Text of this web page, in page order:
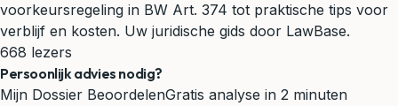
voorkeursregeling in BW Art. 374 tot praktische tips voor
verblijf en kosten. Uw juridische gids door LawBase.
668 lezers
Persoonlijk advies nodig?
Mijn Dossier BeoordelenGratis analyse in 2 minuten